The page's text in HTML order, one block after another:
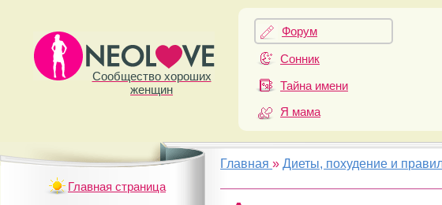
Сообщество хороших
женщин
Форум
Сонник
Тайна имени
Я мама
Главная »Диеты, похудение и
Главная страница